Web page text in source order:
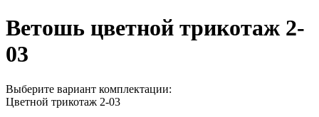
Ветошь цветной трикотаж 2-
03
Выберите вариант комплектации:
Цветной трикотаж 2-03